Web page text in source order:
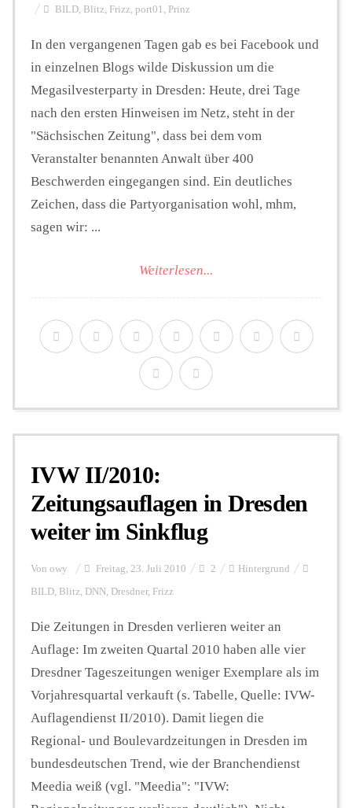
BILD, Blitz, Frizz, port01 , Prinz
In den vergangenen Tagen gab es bei Facebook und
in einzelnen Blogs wilde Diskussion um die
Megasilvesterparty in Dresden: Heute, drei Tage
nach den ersten Hinweisen im Netz, steht in der
"Sächsischen Zeitung", dass bei dem vom
Veranstalter benannten Anwalt über 400
Beschwerden eingegangen sind. Ein deutliches
Zeichen, dass die Partyorganisation wohl, mhm,
sagen wir: ...
Weiterlesen...
IVW II/2010:
Zeitungsauflagen in Dresden
weiter im Sinkflug
Von owy Freitag, 23. Juli 2010 2 Hintergrund
BILD, Blitz, DNN, Dresdner, Frizz
Die Zeitungen in Dresden verlieren weiter an
Auflage: Im zweiten Quartal 2010 haben alle vier
Dresdner Tageszeitungen weniger Exemplare als im
Vorjahresquartal verkauft (s. Tabelle, Quelle: IVW-
Auflagendienst II/2010). Damit liegen die
Regional- und Boulevardzeitungen in Dresden im
bundesdeutschen Trend, wie der Branchendienst
Meedia weiß (vgl. "Meedia": "IVW: